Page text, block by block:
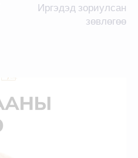
Иргэдэд зориулсан
зөвлөгөө